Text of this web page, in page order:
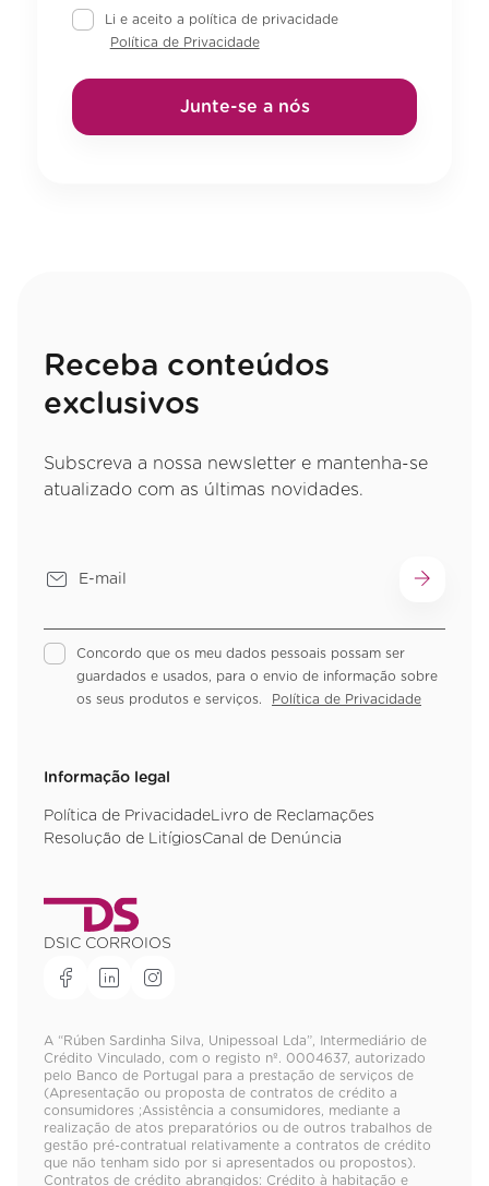
Li e aceito a política de privacidade
Política de Privacidade
Junte-se a nós
Receba conteúdos
exclusivos
Subscreva a nossa newsletter e mantenha-se
atualizado com as últimas novidades.
Concordo que os meu dados pessoais possam ser
guardados e usados, para o envio de informação sobre
os seus produtos e serviços.
Política de Privacidade
Informação legal
Política de PrivacidadeLivro de Reclamações
Resolução de LitígiosCanal de Denúncia
DSIC CORROIOS
A “Rúben Sardinha Silva, Unipessoal Lda”, Intermediário de
Crédito Vinculado, com o registo nº. 0004637, autorizado
pelo Banco de Portugal para a prestação de serviços de
(Apresentação ou proposta de contratos de crédito a
consumidores ;Assistência a consumidores, mediante a
realização de atos preparatórios ou de outros trabalhos de
gestão pré-contratual relativamente a contratos de crédito
que não tenham sido por si apresentados ou propostos).
Contratos de crédito abrangidos: Crédito à habitação e